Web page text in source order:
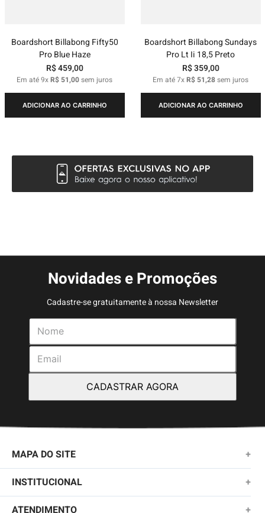
Boardshort Billabong Fifty50
Pro Blue Haze
R$459,00
Em até9xR$ 51,00sem juros
ADICIONAR AO CARRINHO
Boardshort Billabong Sundays
Pro Lt Ii 18,5 Preto
R$359,00
Em até7xR$ 51,28sem juros
ADICIONAR AO CARRINHO
Novidades e Promoções
Cadastre-se gratuitamente à nossa Newsletter
CADASTRAR AGORA
MAPA DO SITE +
NOVIDADES
MASCULINO
INSTITUCIONAL +
SOBRE NÓS
ATENDIMENTO +